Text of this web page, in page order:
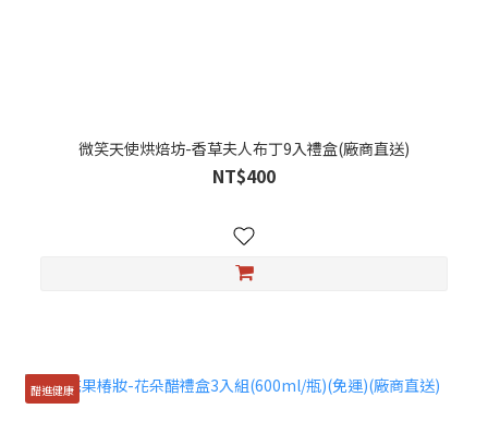
微笑天使烘焙坊-香草夫人布丁9入禮盒(廠商直送)
NT$400
醋進健康